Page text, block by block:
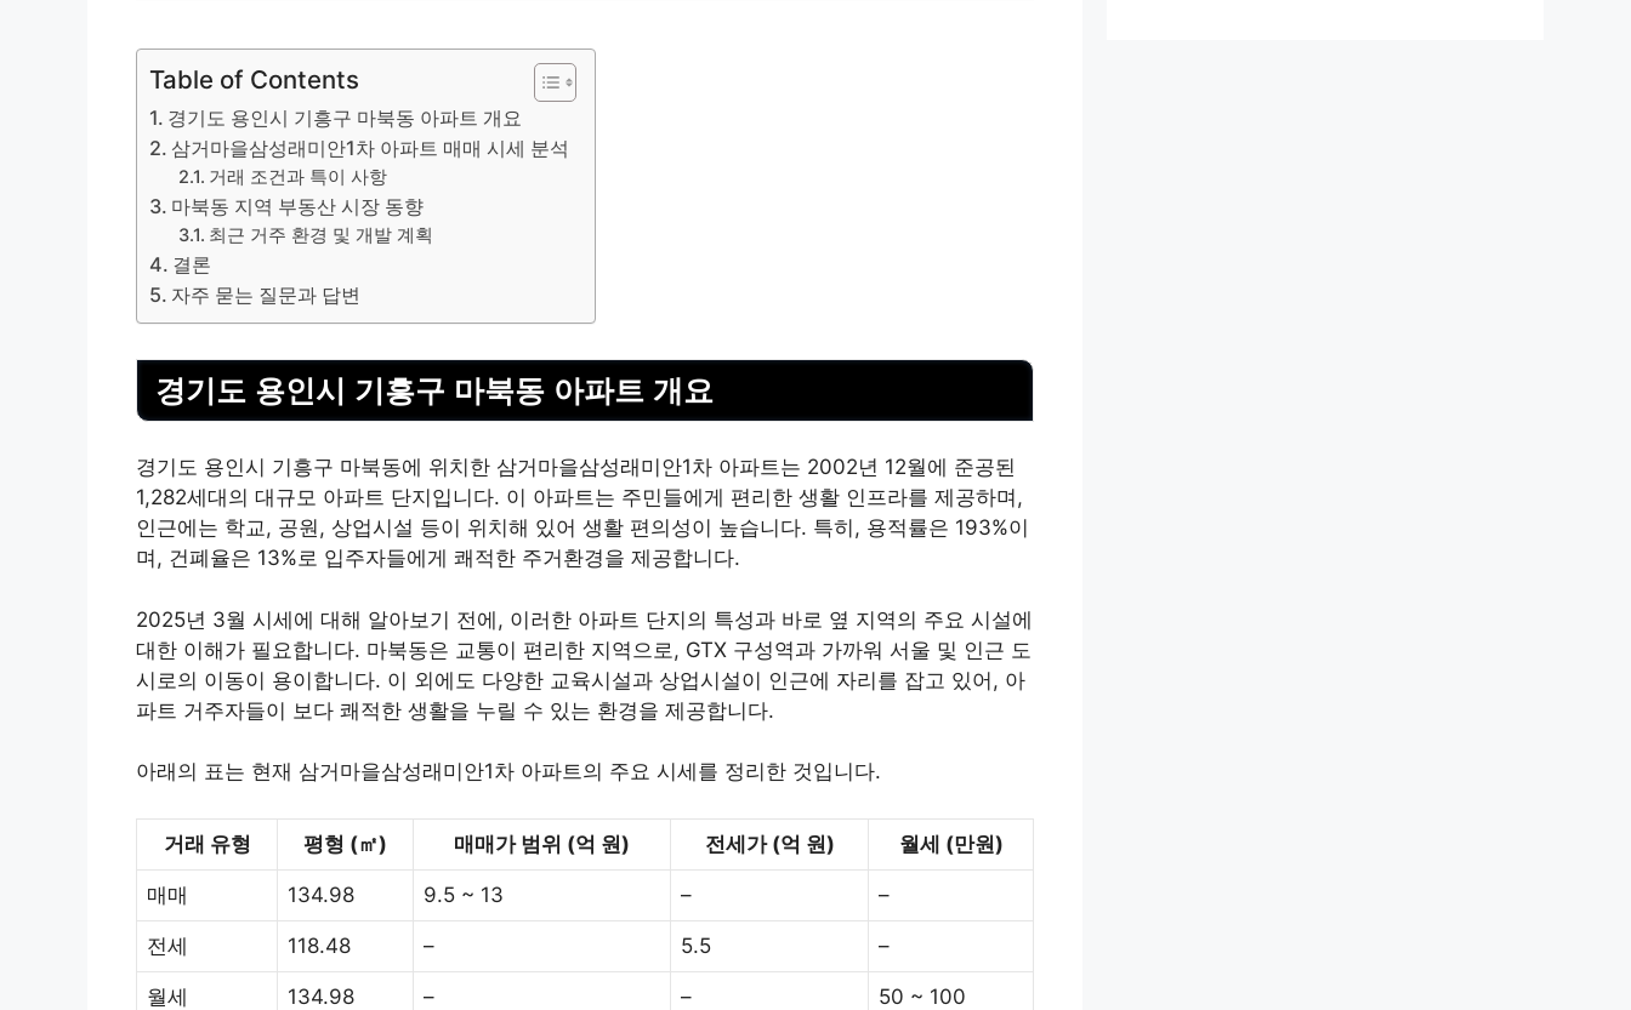
Table of Contents
경기도 용인시 기흥구 마북동 아파트 개요
삼거마을삼성래미안1차 아파트 매매 시세 분석
거래 조건과 특이 사항
마북동 지역 부동산 시장 동향
최근 거주 환경 및 개발 계획
결론
자주 묻는 질문과 답변
경기도 용인시 기흥구 마북동 아파트 개요
경기도 용인시 기흥구 마북동에 위치한 삼거마을삼성래미안1차 아파트는 2002년 12월에 준공된
1,282세대의 대규모 아파트 단지입니다. 이 아파트는 주민들에게 편리한 생활 인프라를 제공하며,
인근에는 학교, 공원, 상업시설 등이 위치해 있어 생활 편의성이 높습니다. 특히, 용적률은 193%이
며, 건폐율은 13%로 입주자들에게 쾌적한 주거환경을 제공합니다.
2025년 3월 시세에 대해 알아보기 전에, 이러한 아파트 단지의 특성과 바로 옆 지역의 주요 시설에
대한 이해가 필요합니다. 마북동은 교통이 편리한 지역으로, GTX 구성역과 가까워 서울 및 인근 도
시로의 이동이 용이합니다. 이 외에도 다양한 교육시설과 상업시설이 인근에 자리를 잡고 있어, 아
파트 거주자들이 보다 쾌적한 생활을 누릴 수 있는 환경을 제공합니다.
아래의 표는 현재 삼거마을삼성래미안1차 아파트의 주요 시세를 정리한 것입니다.
거래 유형 평형 (㎡) 매매가 범위 (억 원) 전세가 (억 원) 월세 (만원)
매매 134.98 9.5 ~ 13 – –
전세 118.48 – 5.5 –
월세 134.98 – – 50 ~ 100